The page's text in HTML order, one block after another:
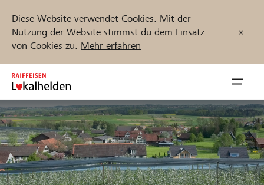
Diese Website verwendet Cookies. Mit der
Nutzung der Website stimmst du dem Einsatz
von Cookies zu. Mehr erfahren
Zum
Inhalt
springen
öffnen
Jetzt starten